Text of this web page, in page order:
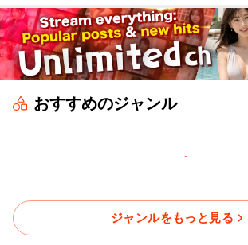
おすすめのジャンル
ジャンルをもっと見る